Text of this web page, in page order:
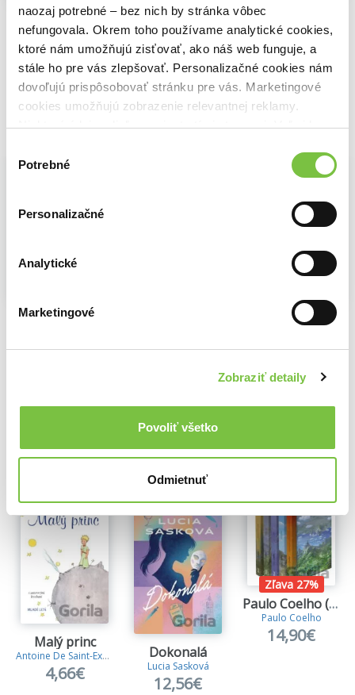
naozaj potrebné – bez nich by stránka vôbec
nefungovala. Okrem toho používame analytické cookies,
ktoré nám umožňujú zisťovať, ako náš web funguje, a
stále ho pre vás zlepšovať. Personalizačné cookies nám
dovoľujú prispôsobovať stránku pre vás. Marketingové
cookies umožňujú zobrazenie relevantnej reklamy.
Niektoré údaje zdieľame aj s tretími stranami. Veľmi by
cookies.
súhlasu
Potrebné
Personalizačné
Analytické
Marketingové
Zobraziť detaily
Povoliť všetko
Odmietnuť
Lessons in Chemistry
Bonnie Garmus
9,60€
Na sklade
Uroky khimiyi
Bonnie Garmus
15,00€
Petra Hülsmann
Veľké maličkosti
10,00€
Na sklade
Hana
16,90€
Ďalšie z kategórie Spoločenská beletria
Malý princ
Antoine De Saint-Exupery
4,66€
Dokonalá
Lucia Sasková
12,56€
Zľava 27%
Paulo Coelho (darčekový box)
Paulo Coelho
14,90€